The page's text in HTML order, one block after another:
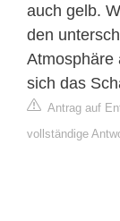
auch gelb.
den
Atmosphäre
sich das
Antrag auf
vollständige